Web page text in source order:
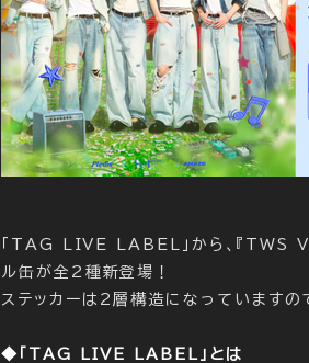
「TAG LIVE LABEL」から、『TWS
ル缶が全2種新登場！
ステッカーは2層構造になっていますの
◆「TAG LIVE LABEL」とは